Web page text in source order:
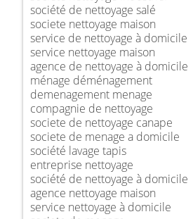
société de nettoyage salé
societe nettoyage maison
service de nettoyage à domicile
service nettoyage maison
agence de nettoyage à domicile
ménage déménagement
demenagement menage
compagnie de nettoyage
societe de nettoyage canape
societe de menage a domicile
société lavage tapis
entreprise nettoyage
société de nettoyage à domicile
agence nettoyage maison
service nettoyage à domicile